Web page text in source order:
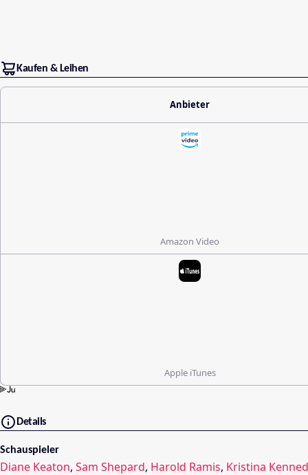
Kaufen & Leihen
Anbieter
Amazon Video
Apple iTunes
Details
Schauspieler
Diane Keaton, Sam Shepard, Harold Ramis, Kristina